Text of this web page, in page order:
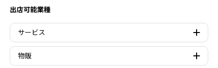
出店可能業種
サービス
物販